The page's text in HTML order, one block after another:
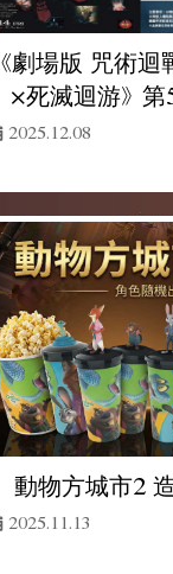
《劇場版 咒術
×死滅迴游》 第
2025.12.08
動物方城市2
2025.11.13